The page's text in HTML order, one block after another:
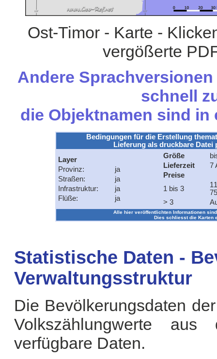
Ost-Timor - Karte -
vergößerte
Andere
schnell
die Objektnamen sind
Bedingungen für die Erstellung
Lieferung als druckbare Datei
Layer
Provinz:
ja
Straßen:
ja
Infrastruktur:
ja
Flüße:
ja
Größe
Lieferzeit
7
Preise
1 bis 3
> 3
Alle hier veröffentlichten Informationen
Dies schliesst die Karten
Statistische Daten -
Verwaltungsstruktur
Die Bevölkerungsdaten
Volkszählungwerte
verfügbare Daten.